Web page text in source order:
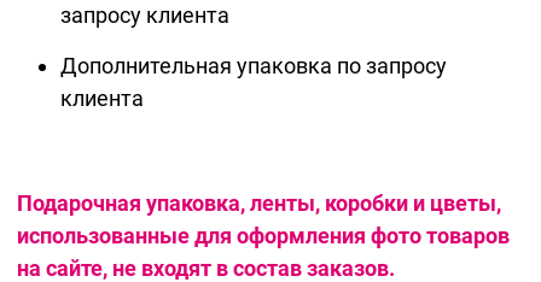
запросу клиента
Дополнительная упаковка по запросу
клиента
Подарочная упаковка, ленты, коробки и цветы,
использованные для оформления фото товаров
на сайте, не входят в состав заказов.